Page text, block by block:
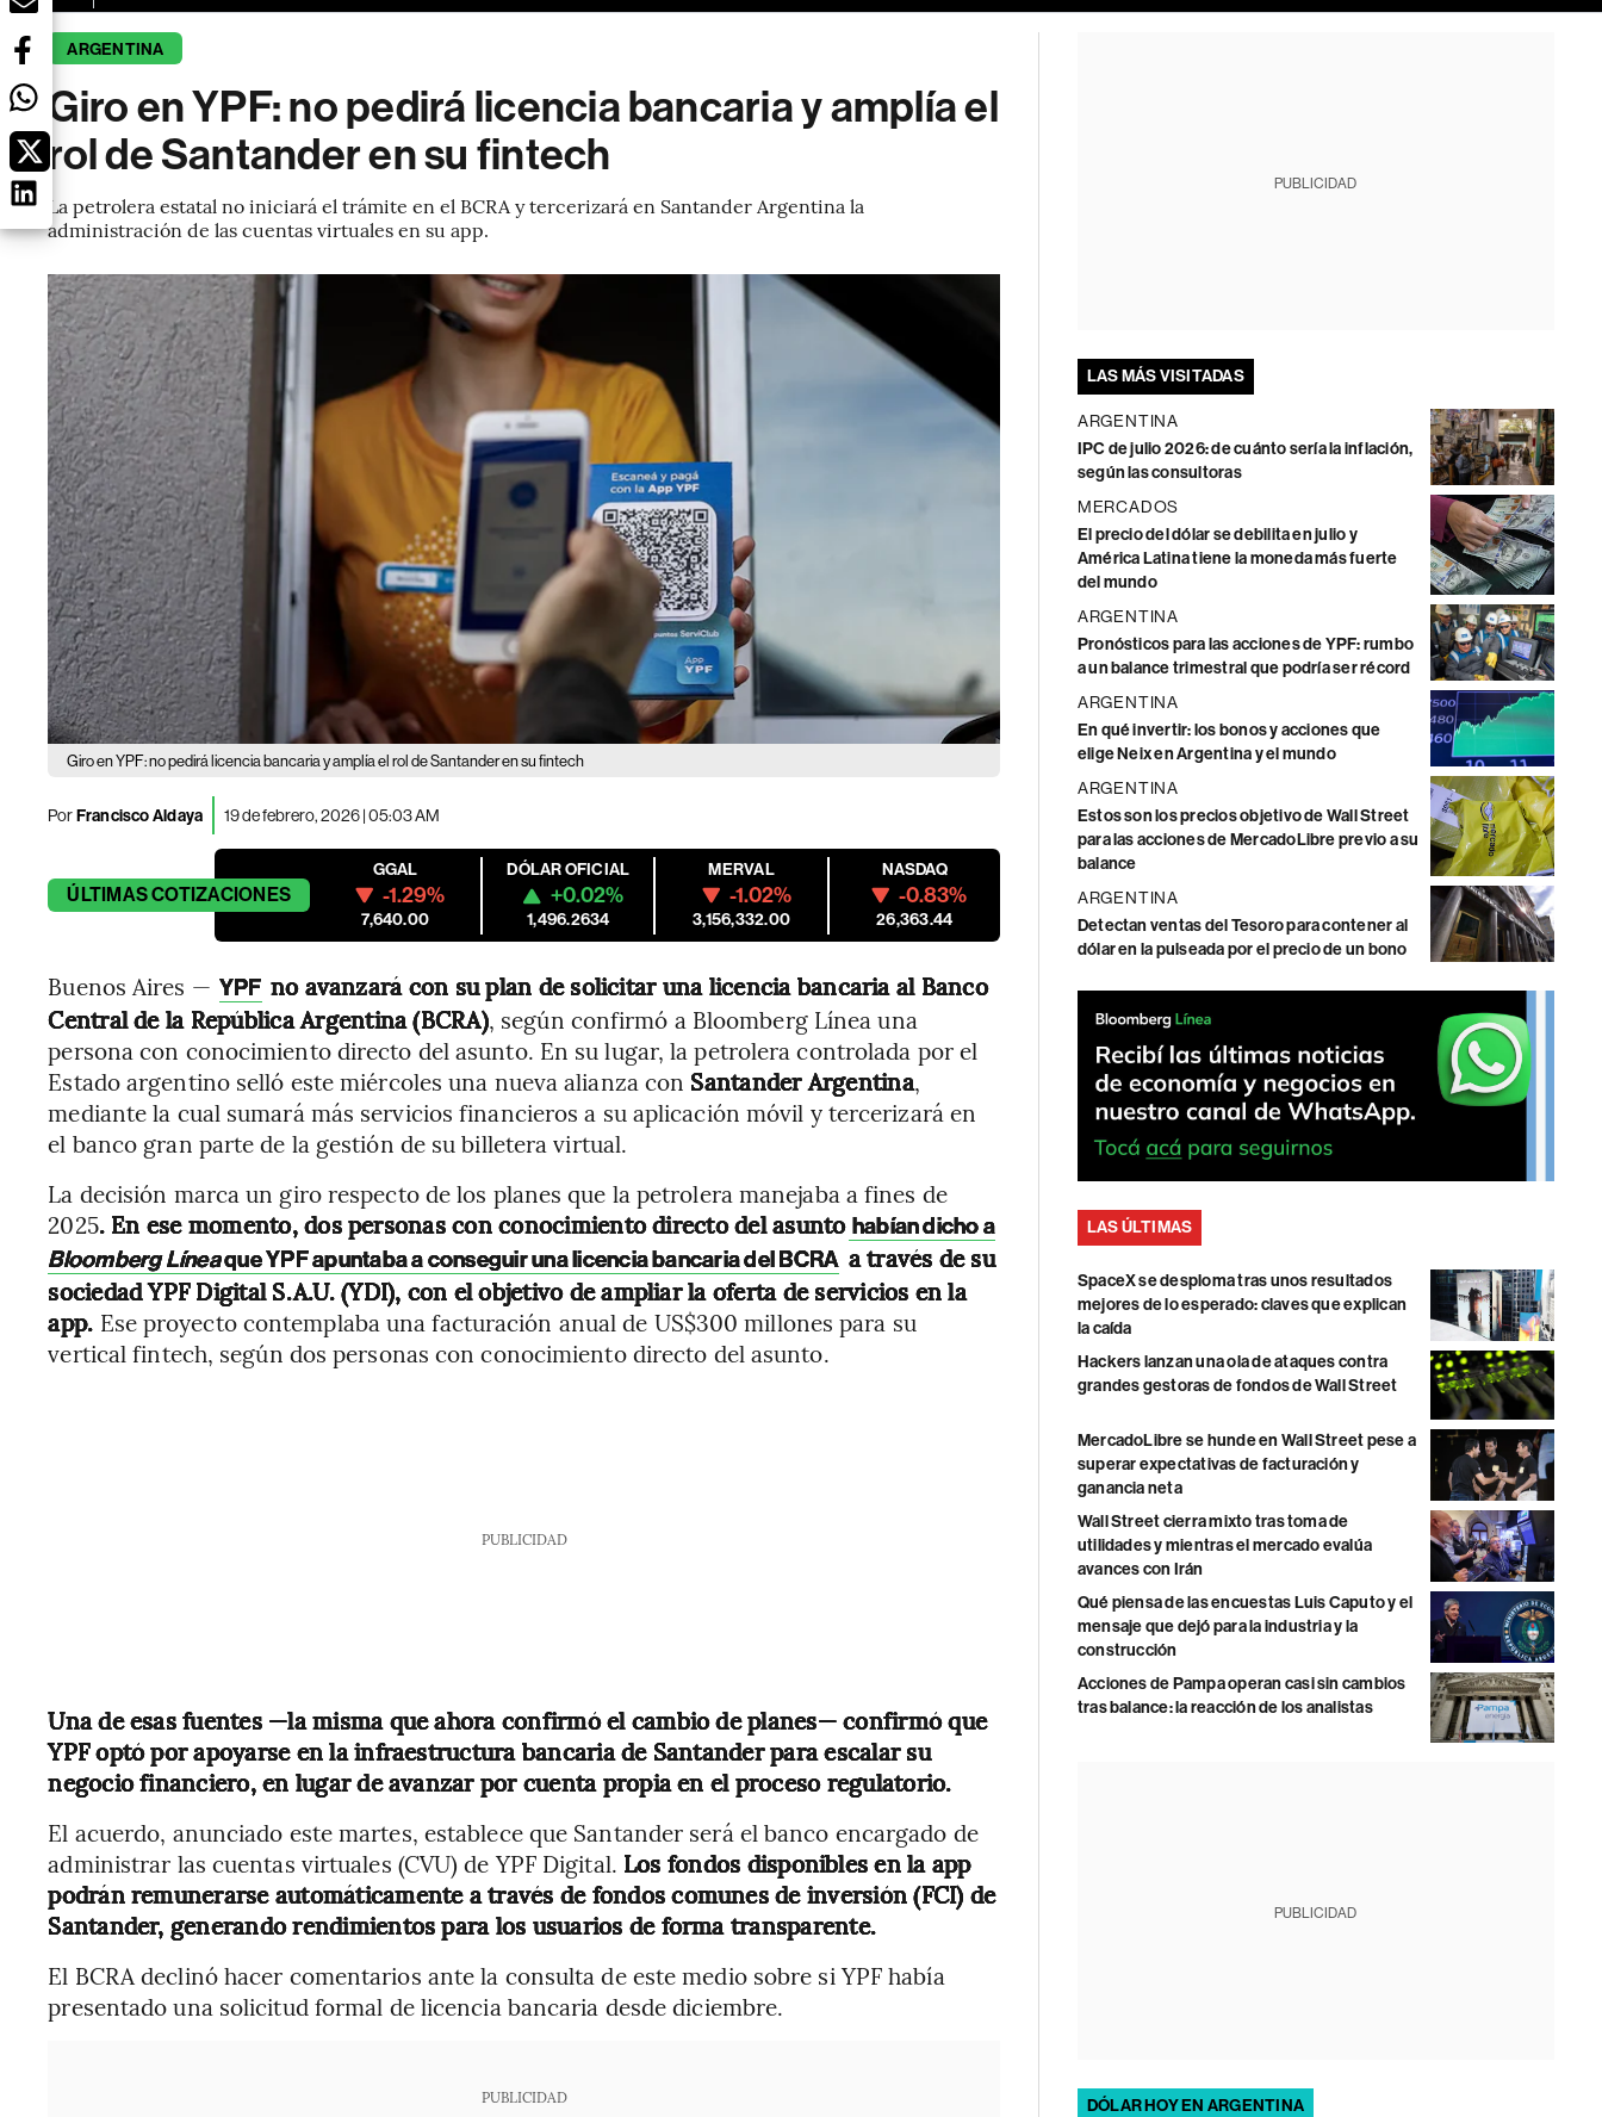
ARGENTINA
Giro en YPF: no pedirá licencia bancaria y amplía el
rol de Santander en su fintech
La petrolera estatal no iniciará el trámite en el BCRA y tercerizará en Santander Argentina la
administración de las cuentas virtuales en su app.
Giro en YPF: no pedirá licencia bancaria y amplía el rol de Santander en su fintech
PorFrancisco Aldaya 19 de febrero, 2026 | 05:03 AM
ÚLTIMASCOTIZACIONES
GGAL
-1.29%
7,640.00
DÓLAR OFICIAL
+0.02%
1,496.2634
MERVAL
-1.02%
3,156,332.00
NASDAQ
-0.83%
26,363.44
Buenos Aires — YPF no avanzará con su plan de solicitar una licencia bancaria al Banco
Central de la República Argentina (BCRA), según confirmó a Bloomberg Línea una
persona con conocimiento directo del asunto. En su lugar, la petrolera controlada por el
Estado argentino selló este miércoles una nueva alianza con Santander Argentina,
mediante la cual sumará más servicios financieros a su aplicación móvil y tercerizará en
el banco gran parte de la gestión de su billetera virtual.
La decisión marca un giro respecto de los planes que la petrolera manejaba a fines de
2025. En ese momento, dos personas con conocimiento directo del asunto habían dicho a
Bloomberg Líneaque YPF apuntaba a conseguir una licencia bancaria del BCRA a través de su
sociedad YPF Digital S.A.U. (YDI), con el objetivo de ampliar la oferta de servicios en la
app. Ese proyecto contemplaba una facturación anual de US$300 millones para su
vertical fintech, según dos personas con conocimiento directo del asunto.
PUBLICIDAD
Una de esas fuentes —la misma que ahora confirmó el cambio de planes— confirmó que
YPF optó por apoyarse en la infraestructura bancaria de Santander para escalar su
negocio financiero, en lugar de avanzar por cuenta propia en el proceso regulatorio.
El acuerdo, anunciado este martes, establece que Santander será el banco encargado de
administrar las cuentas virtuales (CVU) de YPF Digital. Los fondos disponibles en la app
podrán remunerarse automáticamente a través de fondos comunes de inversión (FCI) de
Santander, generando rendimientos para los usuarios de forma transparente.
El BCRA declinó hacer comentarios ante la consulta de este medio sobre si YPF había
presentado una solicitud formal de licencia bancaria desde diciembre.
PUBLICIDAD
PUBLICIDAD
LAS MÁS VISITADAS
ARGENTINA
IPC de julio 2026: de cuánto sería la inflación,
según las consultoras
MERCADOS
El precio del dólar se debilita en julio y
América Latina tiene la moneda más fuerte
del mundo
ARGENTINA
Pronósticos para las acciones de YPF: rumbo
a un balance trimestral que podría ser récord
ARGENTINA
En qué invertir: los bonos y acciones que
elige Neix en Argentina y el mundo
ARGENTINA
Estos son los precios objetivo de Wall Street
para las acciones de MercadoLibre previo a su
balance
ARGENTINA
Detectan ventas del Tesoro para contener al
dólar en la pulseada por el precio de un bono
LAS ÚLTIMAS
SpaceX se desploma tras unos resultados
mejores de lo esperado: claves que explican
la caída
Hackers lanzan una ola de ataques contra
grandes gestoras de fondos de Wall Street
MercadoLibre se hunde en Wall Street pese a
superar expectativas de facturación y
ganancia neta
Wall Street cierra mixto tras toma de
utilidades y mientras el mercado evalúa
avances con Irán
Qué piensa de las encuestas Luis Caputo y el
mensaje que dejó para la industria y la
construcción
Acciones de Pampa operan casi sin cambios
tras balance: la reacción de los analistas
PUBLICIDAD
DÓLAR HOY EN ARGENTINA